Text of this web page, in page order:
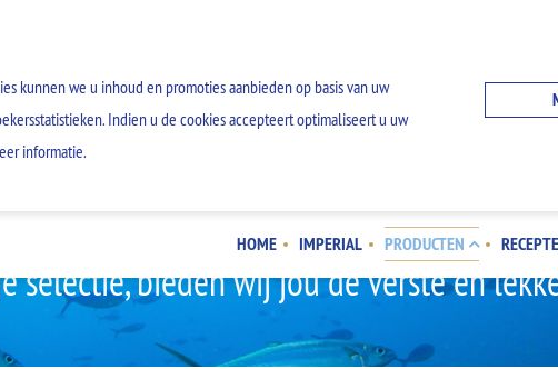
kunnen we u inhoud en promoties aanbieden op basis van uw
Indien u de cookies accepteert optimaliseert u uw
informatie.
HOME IMPERIAL PRODUCTEN
selectie, bieden wij jou de verste en